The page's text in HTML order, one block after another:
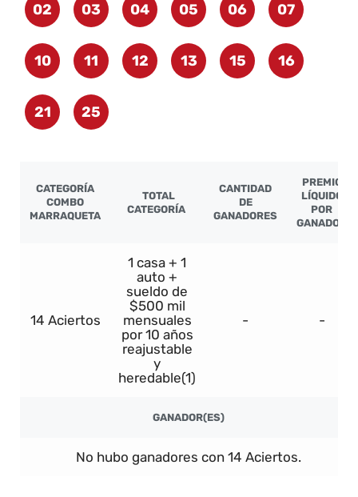
02 03 04 05 06 07
10 11 12 13 15 16
21 25
CATEGORÍA
COMBO
MARRAQUETA
TOTAL
CATEGORÍA
CANTIDAD
DE
GANADORES
PREMIO
LÍQUIDO
POR
GANADOR
14 Aciertos
1 casa + 1
auto +
sueldo de
$500 mil
mensuales
por 10 años
reajustable
y
heredable(1)
- -
GANADOR(ES)
No hubo ganadores con 14 Aciertos.